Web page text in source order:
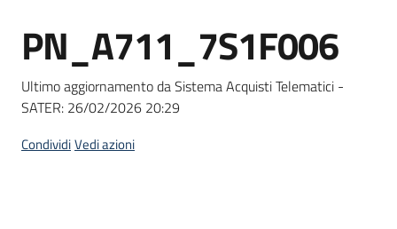
Bandi
strumenti
di
acquisto
Salta al contenuto
PN_A711_7S1F006
Ultimo aggiornamento da Sistema Acquisti Telematici -
SATER: 26/02/2026 20:29
CondividiVedi azioni